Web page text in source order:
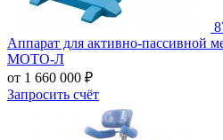
Аппарат для активно-пассивной
МОТО-Л
от 1 660 000 ₽
Запросить счёт